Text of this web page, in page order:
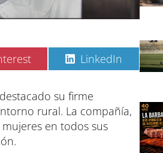
C
o
p
a
r
t
i
LinkedIn
su firme
rural. La compañía,
en todos sus